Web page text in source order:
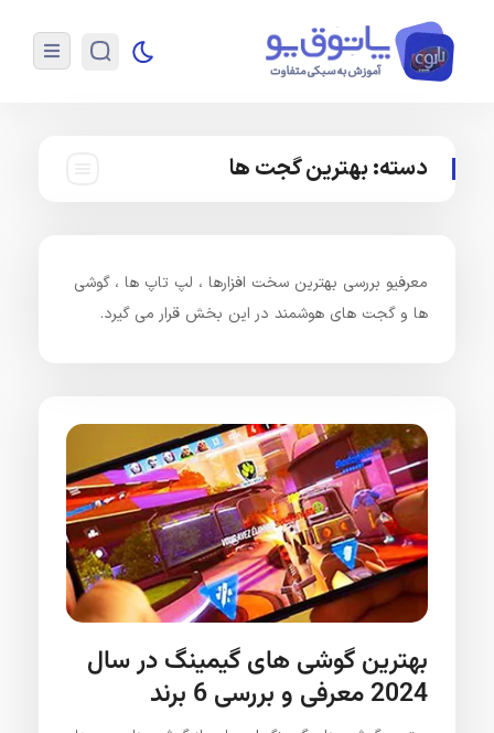
دسته:بهترین گجت ها
معرفیو بررسی بهترین سخت افزارها ، لپ تاپ ها ، گوشی
ها و گجت های هوشمند در این بخش قرار می گیرد.
بهترین گوشی های گیمینگ در سال
2024 معرفی و بررسی 6 برند